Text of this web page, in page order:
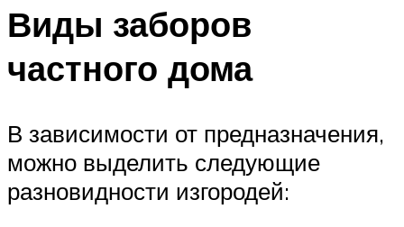
Виды заборов
частного дома
В зависимости от предназначения,
можно выделить следующие
разновидности изгородей: